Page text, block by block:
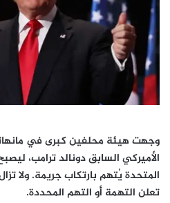
وجهت هيئة محلفين كبرى في
الأميركي السابق دونالد ترامب،
المتحدة يُتهم بارتكاب جريمة. ولا
تعلن التهمة أو التهم المحددة.